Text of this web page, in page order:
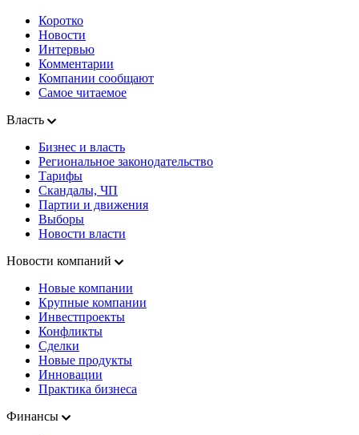
Коротко
Новости
Интервью
Комментарии
Компании сообщают
Самое читаемое
Власть
Бизнес и власть
Региональное законодательство
Тарифы
Скандалы, ЧП
Партии и движения
Выборы
Новости власти
Новости компаний
Новые компании
Крупные компании
Инвестпроекты
Конфликты
Сделки
Новые продукты
Инновации
Практика бизнеса
Финансы